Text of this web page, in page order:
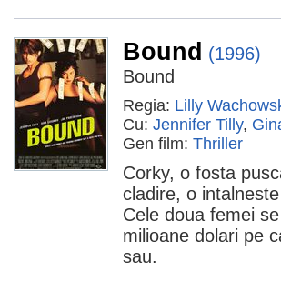
Bound (1996)
Bound
Regia: Lilly
Cu: Jennifer Tilly,
Gen film: Thriller
Corky, o fosta
cladire, o
Cele doua femei
milioane dolari pe
sau.